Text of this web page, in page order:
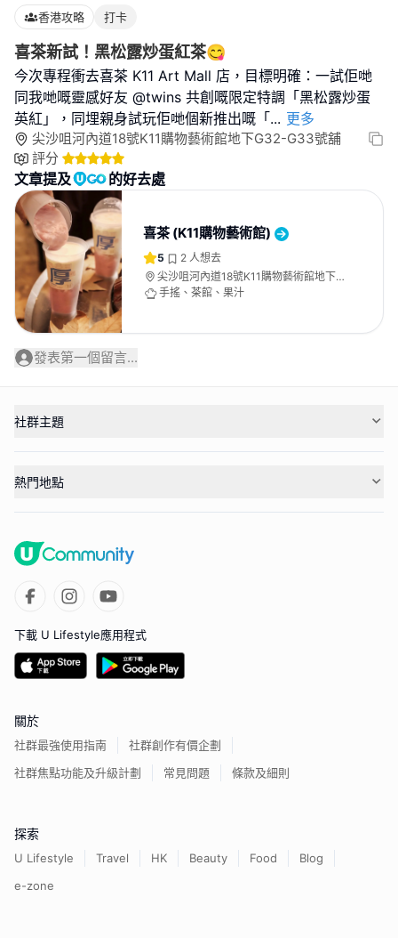
香港攻略 打卡
喜茶新試！黑松露炒蛋紅茶😋
今次專程衝去喜茶 K11 Art Mall 店，目標明確：一試佢哋
同我哋嘅靈感好友 @twins 共創嘅限定特調「黑松露炒蛋
英紅」，同埋親身試玩佢哋個新推出嘅「... 更多
尖沙咀河內道18號K11購物藝術館地下G32-G33號舖
評分
文章提及 的好去處
喜茶 (K11購物藝術館)
5 2 人想去
尖沙咀河內道18號K11購物藝術館地下
G32-G33號舖
手搖、茶館、果汁
發表第一個留言...
社群主題
熱門地點
下載 U Lifestyle應用程式
關於
社群最強使用指南
社群創作有價企劃
社群焦點功能及升級計劃
常見問題 條款及細則
探索
U Lifestyle Travel HK Beauty Food
Blog
e-zone